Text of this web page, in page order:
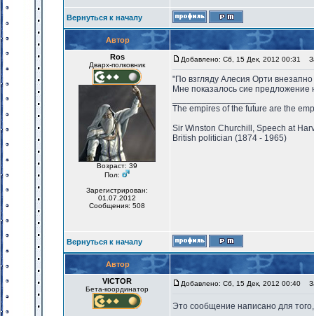
Вернуться к началу
Автор
Ros
Дварх-полковник
Возраст: 39
Пол:
Зарегистрирован:
01.07.2012
Сообщения: 508
Добавлено: Сб, 15 Дек, 2012 00:31
"По взгляду Алесия Орти
Мне показалось сие предложение
The empires of the future are the
Sir Winston Churchill, Speech at
British politician (1874 - 1965)
Вернуться к началу
Автор
VICTOR
Бета-координатор
Добавлено: Сб, 15 Дек, 2012 00:40
Это сообщение написано для